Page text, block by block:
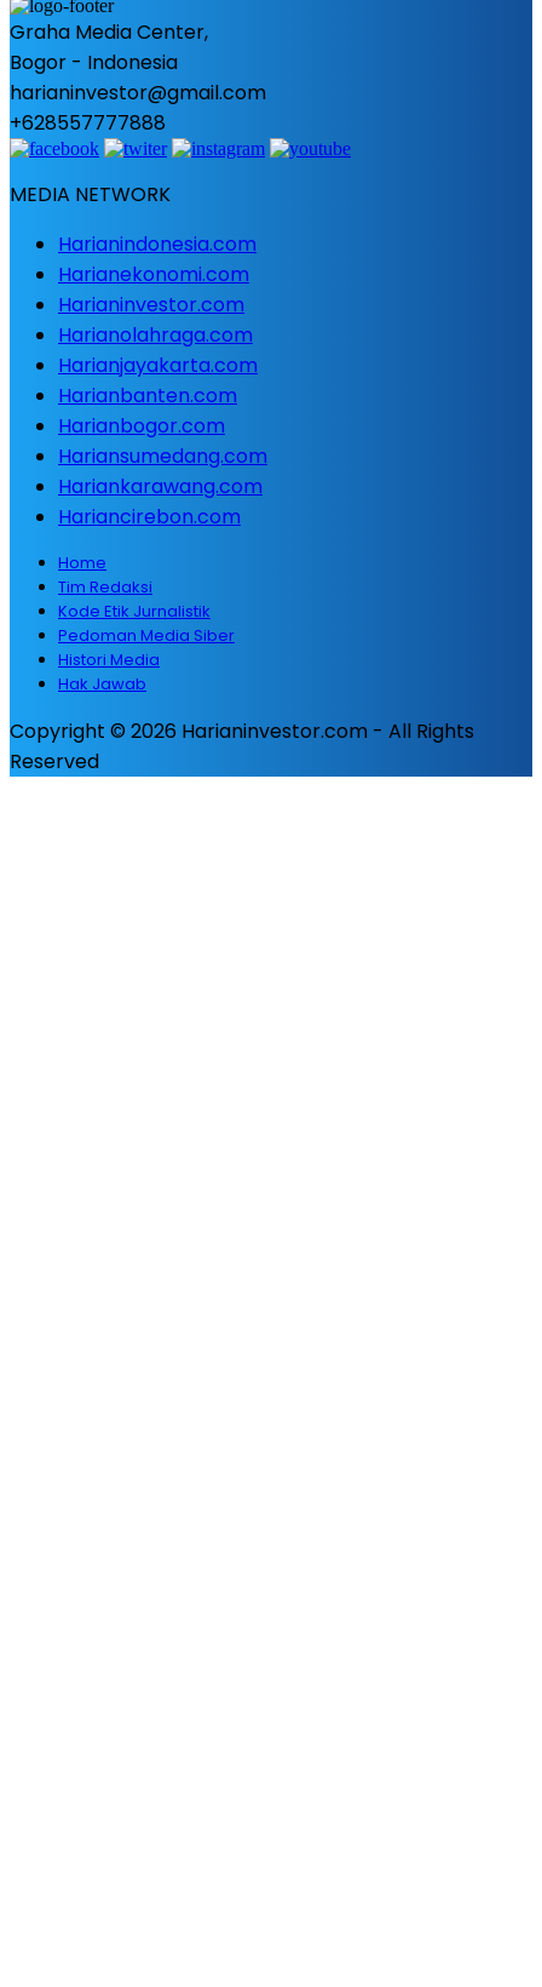
Graha Media Center,
Bogor - Indonesia
harianinvestor@gmail.com
+628557777888
MEDIA NETWORK
Harianindonesia.com
Harianekonomi.com
Harianinvestor.com
Harianolahraga.com
Harianjayakarta.com
Harianbanten.com
Harianbogor.com
Hariansumedang.com
Hariankarawang.com
Hariancirebon.com
Home
Tim Redaksi
Kode Etik Jurnalistik
Pedoman Media Siber
Histori Media
Hak Jawab
Copyright © 2026 Harianinvestor.com - All Rights
Reserved